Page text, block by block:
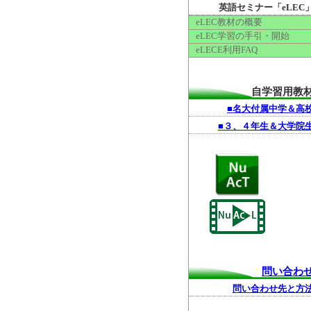
英語セミナー「eLEC」
eLEC教材の概要
eLEC学習の手引・開始
eLECE利用FAQ
自学習用教
■名大付属中学＆高
■３、４年生＆大学院
問い合わ
問い合わせ先と方